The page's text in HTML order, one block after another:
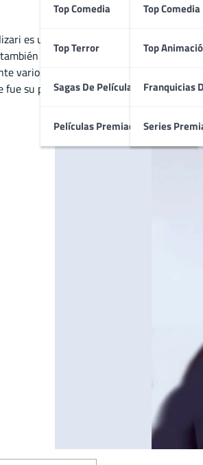
Top Comedia
Top Terror
Sagas De Películas
Películas Premiadas
Top Comedia
Top
Franquicias
Series
es un periodista español, licenciado
periodista Carmen Porter, con
varios años, trabajó en diferentes
fue su programa estrella, «Milenio 3»,